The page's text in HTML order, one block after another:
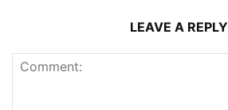
LEAVE A REPLY